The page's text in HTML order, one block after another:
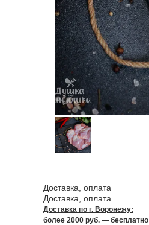
Доставка, оплата
Доставка, оплата
Доставка по г. Воронежу:
более 2000 руб. — бесплатно